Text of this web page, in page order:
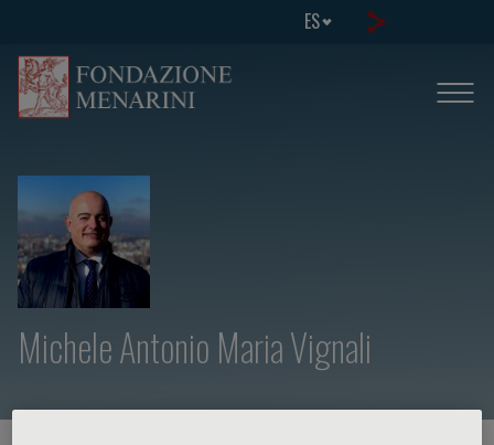
ES
Michele Antonio Maria Vignali